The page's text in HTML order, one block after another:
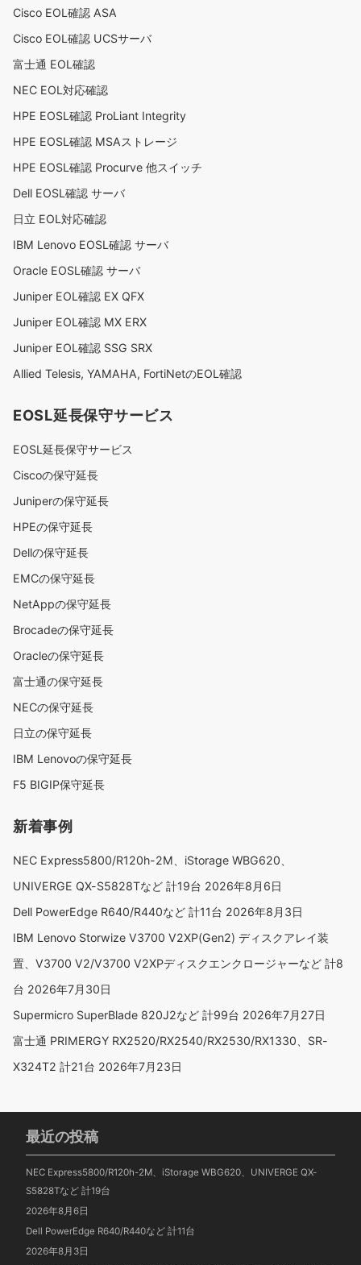
Cisco EOL確認 ASA
Cisco EOL確認 UCSサーバ
富士通 EOL確認
NEC EOL対応確認
HPE EOSL確認 ProLiant Integrity
HPE EOSL確認 MSAストレージ
HPE EOSL確認 Procurve 他スイッチ
Dell EOSL確認 サーバ
日立 EOL対応確認
IBM Lenovo EOSL確認 サーバ
Oracle EOSL確認 サーバ
Juniper EOL確認 EX QFX
Juniper EOL確認 MX ERX
Juniper EOL確認 SSG SRX
Allied Telesis, YAMAHA, FortiNetのEOL確認
EOSL延長保守サービス
EOSL延長保守サービス
Ciscoの保守延長
Juniperの保守延長
HPEの保守延長
Dellの保守延長
EMCの保守延長
NetAppの保守延長
Brocadeの保守延長
Oracleの保守延長
富士通の保守延長
NECの保守延長
日立の保守延長
IBM Lenovoの保守延長
F5 BIGIP保守延長
新着事例
NEC Express5800/R120h-2M、iStorage WBG620、
UNIVERGE QX-S5828Tなど 計19台 2026年8月6日
Dell PowerEdge R640/R440など 計11台 2026年8月3日
IBM Lenovo Storwize V3700 V2XP(Gen2) ディスクアレイ装
置、V3700 V2/V3700 V2XPディスクエンクロージャーなど 計8
台 2026年7月30日
Supermicro SuperBlade 820J2など 計99台 2026年7月27日
富士通 PRIMERGY RX2520/RX2540/RX2530/RX1330、SR-
X324T2 計21台 2026年7月23日
最近の投稿
NEC Express5800/R120h-2M、iStorage WBG620、UNIVERGE QX-
S5828Tなど 計19台
2026年8月6日
Dell PowerEdge R640/R440など 計11台
2026年8月3日